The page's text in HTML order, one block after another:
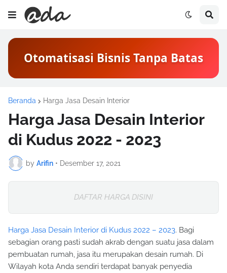
Otomatisasi Bisnis Tanpa Batas
Beranda Harga Jasa Desain Interior
Harga Jasa Desain Interior
di Kudus 2022 - 2023
by Arifin • Desember 17, 2021
DAFTAR HARGA DISINI
Harga Jasa Desain Interior di Kudus 2022 – 2023. Bagi
sebagian orang pasti sudah akrab dengan suatu jasa dalam
pembuatan rumah, jasa itu merupakan desain rumah. Di
Wilayah kota Anda sendiri terdapat banyak penyedia